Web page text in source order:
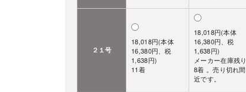
２１号
18,018円(本体
16,380円、税
1,638円)
11着
18,018円(本体
16,380円、税
1,638円)
メーカー在庫残り
8着 。売り切れ間
近です。